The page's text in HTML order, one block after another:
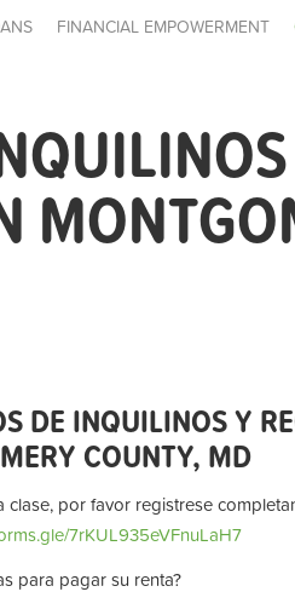
FINANCIAL EMPOWERMENT
DE INQUILINOS Y
COUNTY, MD
clase, por favor registrese
7rKUL935eVFnuLaH7
para pagar su renta?